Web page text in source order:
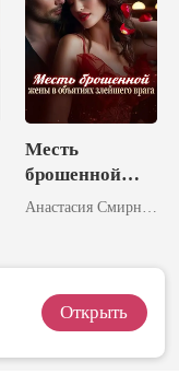
Месть
брошенной
жены в
врага
Открыть